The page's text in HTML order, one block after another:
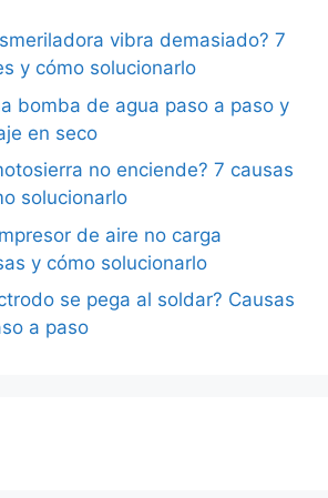
vibra demasiado? 7
y cómo solucionarlo
bomba de agua paso a paso y
en seco
no enciende? 7 causas
solucionarlo
de aire no carga
y cómo solucionarlo
se pega al soldar? Causas
a paso